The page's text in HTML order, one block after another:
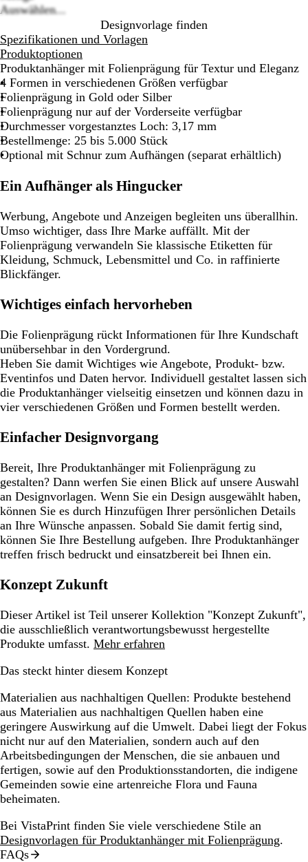
Auswählen...
Designvorlage finden
Spezifikationen und Vorlagen
Produktoptionen
Produktanhänger mit Folienprägung für Textur und Eleganz
4 Formen in verschiedenen Größen verfügbar
Folienprägung in Gold oder Silber
Folienprägung nur auf der Vorderseite verfügbar
Durchmesser vorgestanztes Loch: 3,17 mm
Bestellmenge: 25 bis 5.000 Stück
Optional mit Schnur zum Aufhängen (separat erhältlich)
Ein Aufhänger als Hingucker
Werbung, Angebote und Anzeigen begleiten uns überallhin.
Umso wichtiger, dass Ihre Marke auffällt. Mit der
Folienprägung verwandeln Sie klassische Etiketten für
Kleidung, Schmuck, Lebensmittel und Co. in raffinierte
Blickfänger.
Wichtiges einfach hervorheben
Die Folienprägung rückt Informationen für Ihre Kundschaft
unübersehbar in den Vordergrund.
Heben Sie damit Wichtiges wie Angebote, Produkt- bzw.
Eventinfos und Daten hervor. Individuell gestaltet lassen sich
die Produktanhänger vielseitig einsetzen und können dazu in
vier verschiedenen Größen und Formen bestellt werden.
Einfacher Designvorgang
Bereit, Ihre Produktanhänger mit Folienprägung zu
gestalten? Dann werfen Sie einen Blick auf unsere Auswahl
an Designvorlagen. Wenn Sie ein Design ausgewählt haben,
können Sie es durch Hinzufügen Ihrer persönlichen Details
an Ihre Wünsche anpassen. Sobald Sie damit fertig sind,
können Sie Ihre Bestellung aufgeben. Ihre Produktanhänger
treffen frisch bedruckt und einsatzbereit bei Ihnen ein.
Konzept Zukunft
Dieser Artikel ist Teil unserer Kollektion "Konzept Zukunft",
die ausschließlich verantwortungsbewusst hergestellte
Produkte umfasst. Mehr erfahren
Das steckt hinter diesem Konzept
Materialien aus nachhaltigen Quellen: Produkte bestehend
aus Materialien aus nachhaltigen Quellen haben eine
geringere Auswirkung auf die Umwelt. Dabei liegt der Fokus
nicht nur auf den Materialien, sondern auch auf den
Arbeitsbedingungen der Menschen, die sie anbauen und
fertigen, sowie auf den Produktionsstandorten, die indigene
Gemeinden sowie eine artenreiche Flora und Fauna
beheimaten.
Bei VistaPrint finden Sie viele verschiedene Stile an
Designvorlagen für Produktanhänger mit Folienprägung.
FAQs